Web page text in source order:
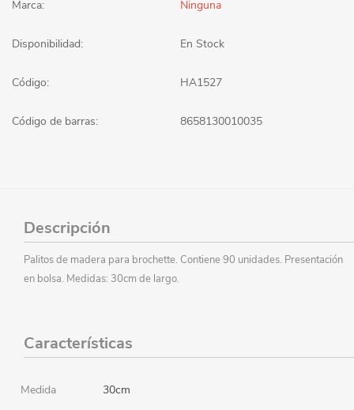
Marca: Ninguna
Disponibilidad: En Stock
Código: HA1527
Código de barras: 8658130010035
Descripción
Palitos de madera para brochette. Contiene 90 unidades. Presentación
en bolsa. Medidas: 30cm de largo.
Características
Medida 30cm